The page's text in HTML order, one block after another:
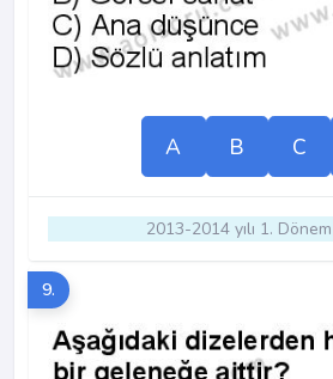
A B C
2013-2014 yılı 1.
9.